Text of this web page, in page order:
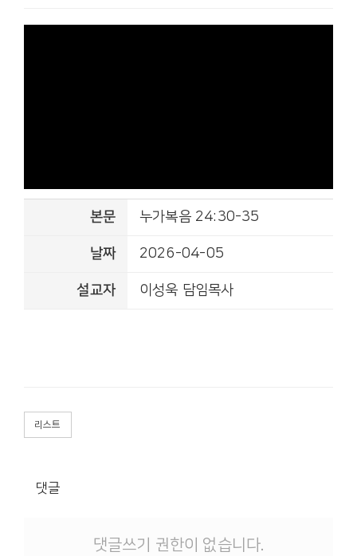
본문 누가복음 24:30-35
날짜 2026-04-05
설교자 이성욱 담임목사
리스트
댓글
댓글쓰기 권한이 없습니다.